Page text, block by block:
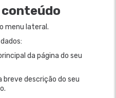
menu lateral.
da página do seu
breve descrição do seu